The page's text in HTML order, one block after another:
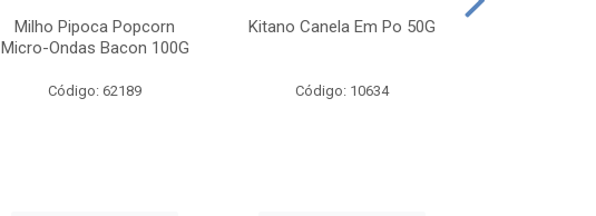
Milho Pipoca Popcorn
Micro-Ondas Bacon 100G
Código: 62189
Kitano Canela Em Po 50G
Código: 10634